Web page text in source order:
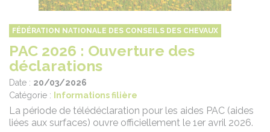
FÉDÉRATION NATIONALE DES CONSEILS DES CHEVAUX
PAC 2026 : Ouverture des
déclarations
Date : 20/03/2026
Catégorie :
Informations filière
La période de télédéclaration pour les aides PAC (aides
liées aux surfaces) ouvre officiellement le 1er avril 2026.